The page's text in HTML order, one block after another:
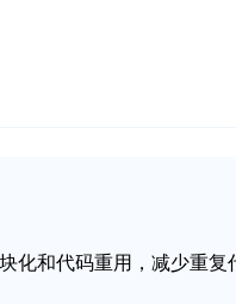
化和代码重用，减少重复